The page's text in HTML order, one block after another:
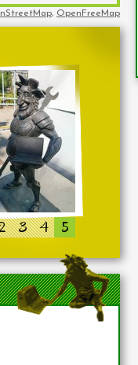
, OpenFreeMap
3 4 5